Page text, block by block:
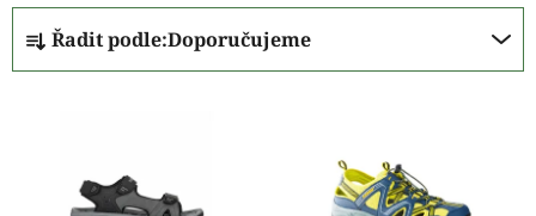
Ř
a
z
Řadit podle:Doporučujeme